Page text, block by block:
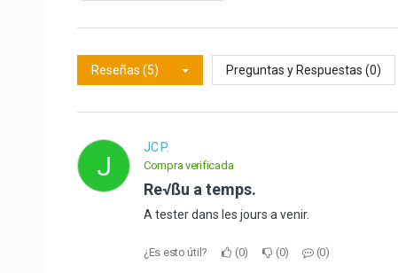
Reseñas (5) Preguntas y Respuestas (0)
J
JC P.
Compra verificada
Re√ßu a temps.
A tester dans les jours a venir.
¿Es esto útil? 0 0 0